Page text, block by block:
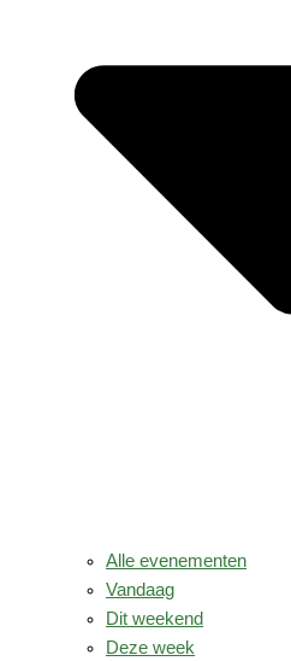
Alle evenementen
Vandaag
Dit weekend
Deze week